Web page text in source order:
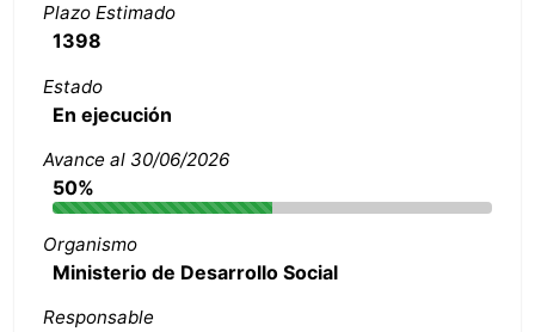
Plazo Estimado
1398
Estado
En ejecución
Avance al 30/06/2026
50%
Organismo
Ministerio de Desarrollo Social
Responsable